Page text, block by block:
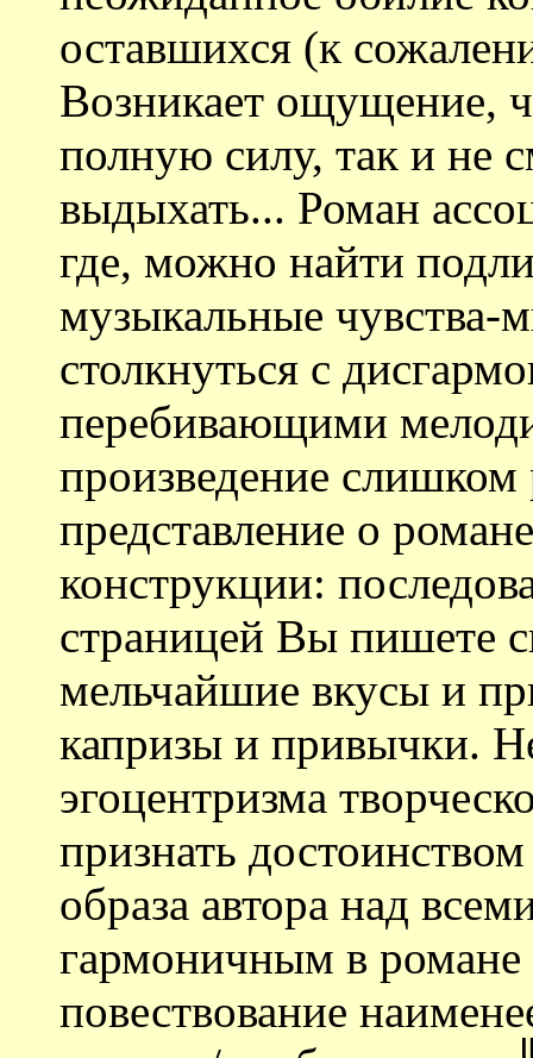
оставшихся (к
Возникает ощущение,
полную силу, так и не
выдыхать... Роман
где, можно найти
музыкальные чувства-
столкнуться с
перебивающими
произведение
представление о
конструкции:
страницей Вы пишете
мельчайшие вкусы и
капризы и привычки.
эгоцентризма
признать
образа автора над
гармоничным в романе
повествование